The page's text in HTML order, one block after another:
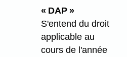
« DAP »
S'entend du droit
applicable au
cours de l'année